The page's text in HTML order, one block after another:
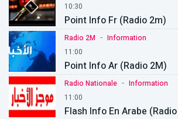
10:30
Point Info Fr (Radio 2m)
Radio 2M - Information
11:00
Point Info Ar (Radio 2M)
Radio Nationale - Information
11:00
Flash Info En Arabe